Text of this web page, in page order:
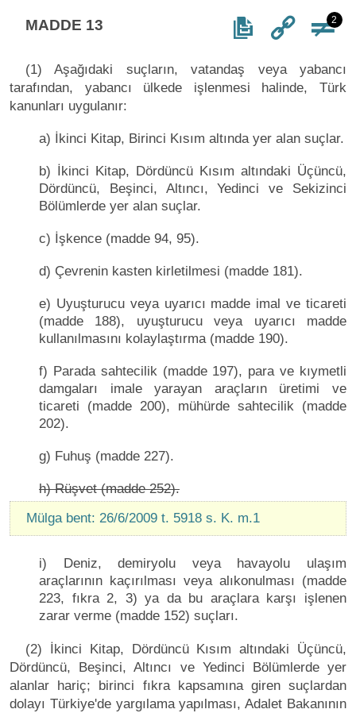
MADDE 13 2
(1) Aşağıdaki suçların, vatandaş veya yabancı
tarafından, yabancı ülkede işlenmesi halinde, Türk
kanunları uygulanır:
a) İkinci Kitap, Birinci Kısım altında yer alan suçlar.
b) İkinci Kitap, Dördüncü Kısım altındaki Üçüncü,
Dördüncü, Beşinci, Altıncı, Yedinci ve Sekizinci
Bölümlerde yer alan suçlar.
c) İşkence (madde 94, 95).
d) Çevrenin kasten kirletilmesi (madde 181).
e) Uyuşturucu veya uyarıcı madde imal ve ticareti
(madde 188), uyuşturucu veya uyarıcı madde
kullanılmasını kolaylaştırma (madde 190).
f) Parada sahtecilik (madde 197), para ve kıymetli
damgaları imale yarayan araçların üretimi ve
ticareti (madde 200), mühürde sahtecilik (madde
202).
g) Fuhuş (madde 227).
h) Rüşvet (madde 252).
Mülga bent: 26/6/2009 t. 5918 s. K. m.1
i) Deniz, demiryolu veya havayolu ulaşım
araçlarının kaçırılması veya alıkonulması (madde
223, fıkra 2, 3) ya da bu araçlara karşı işlenen
zarar verme (madde 152) suçları.
(2) İkinci Kitap, Dördüncü Kısım altındaki Üçüncü,
Dördüncü, Beşinci, Altıncı ve Yedinci Bölümlerde yer
alanlar hariç; birinci fıkra kapsamına giren suçlardan
dolayı Türkiye'de yargılama yapılması, Adalet Bakanının